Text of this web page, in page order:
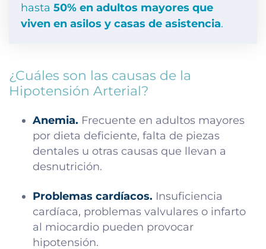
hasta 50% en adultos mayores que
viven en asilos y casas de asistencia.
¿Cuáles son las causas de la
Hipotensión Arterial?
Anemia. Frecuente en adultos mayores
por dieta deficiente, falta de piezas
dentales u otras causas que llevan a
desnutrición.
Problemas cardíacos. Insuficiencia
cardíaca, problemas valvulares o infarto
al miocardio pueden provocar
hipotensión.